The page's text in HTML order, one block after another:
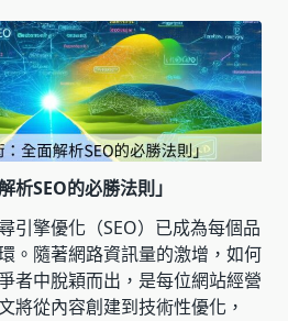
析SEO的必勝法則」
引擎優化（SEO）已成為每個品
。隨著網路資訊量的激增，如何
者中脫穎而出，是每位網站經營
將從內容創建到技術性優化，